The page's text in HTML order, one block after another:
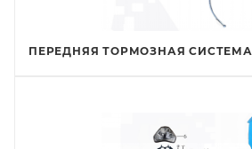
ПЕРЕДНЯЯ ТОРМОЗНАЯ СИСТЕМА